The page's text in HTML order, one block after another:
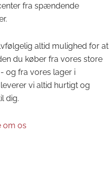
fra spændende
altid mulighed for at
du køber fra vores store
og fra vores lager i
vi altid hurtigt og
dig.
om os